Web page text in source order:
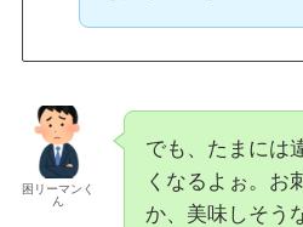
困リーマンく
ん
でも、たまには
くなるよぉ。お
か、美味しそう